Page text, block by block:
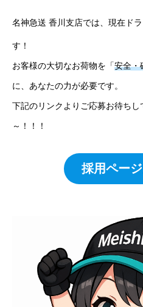
名神急送 香川支店では、現在ド
す！
お客様の大切なお荷物を「安全・
に、あなたの力が必要です。
下記のリンクよりご応募お待ち
～！！！
採用ペー